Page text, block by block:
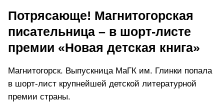
Потрясающе! Магнитогорская
писательница – в шорт-листе
премии «Новая детская книга»
Магнитогорск. Выпускница МаГК им. Глинки попала
в шорт-лист крупнейшей детской литературной
премии страны.